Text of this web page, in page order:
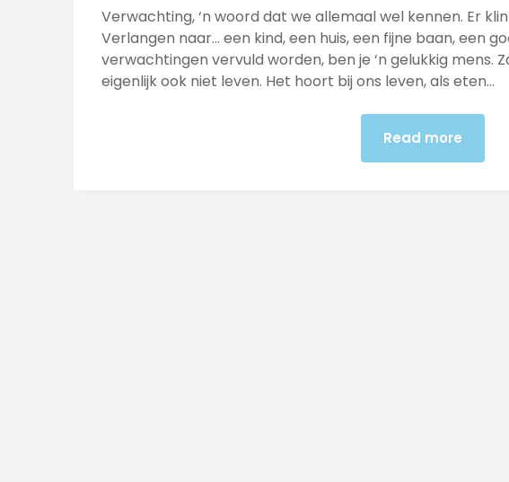
Verwachting, ‘n woord dat we allemaal wel kennen. Er
Verlangen naar… een kind, een huis, een fijne baan, een
verwachtingen vervuld worden, ben je ‘n gelukkig mens.
eigenlijk ook niet leven. Het hoort bij ons leven, als eten…
Read more